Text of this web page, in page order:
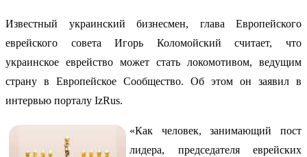
Известный украинский бизнесмен, глава Европейского
еврейского совета Игорь Коломойский считает, что
украинское еврейство может стать локомотивом, ведущим
страну в Европейское Сообщество. Об этом он заявил в
интервью порталу IzRus.
«Как человек, занимающий пост
лидера, председателя еврейских